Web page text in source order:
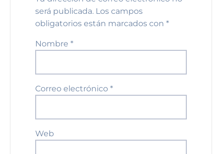
será publicada. Los campos
obligatorios están marcados con *
Nombre *
Correo electrónico *
Web